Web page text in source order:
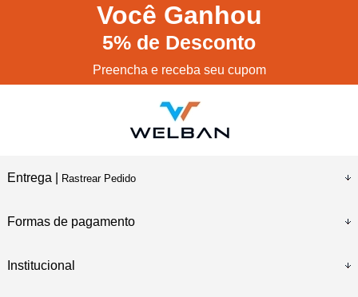
Você Ganhou
5% de Desconto
Preencha e receba seu cupom
Entrega | Rastrear Pedido
Formas de pagamento
Institucional